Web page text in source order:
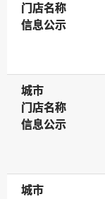
门店名称
门店名称
信息公示
信息公示
城市
城市
门店名称
门店名称
信息公示
信息公示
城市
城市